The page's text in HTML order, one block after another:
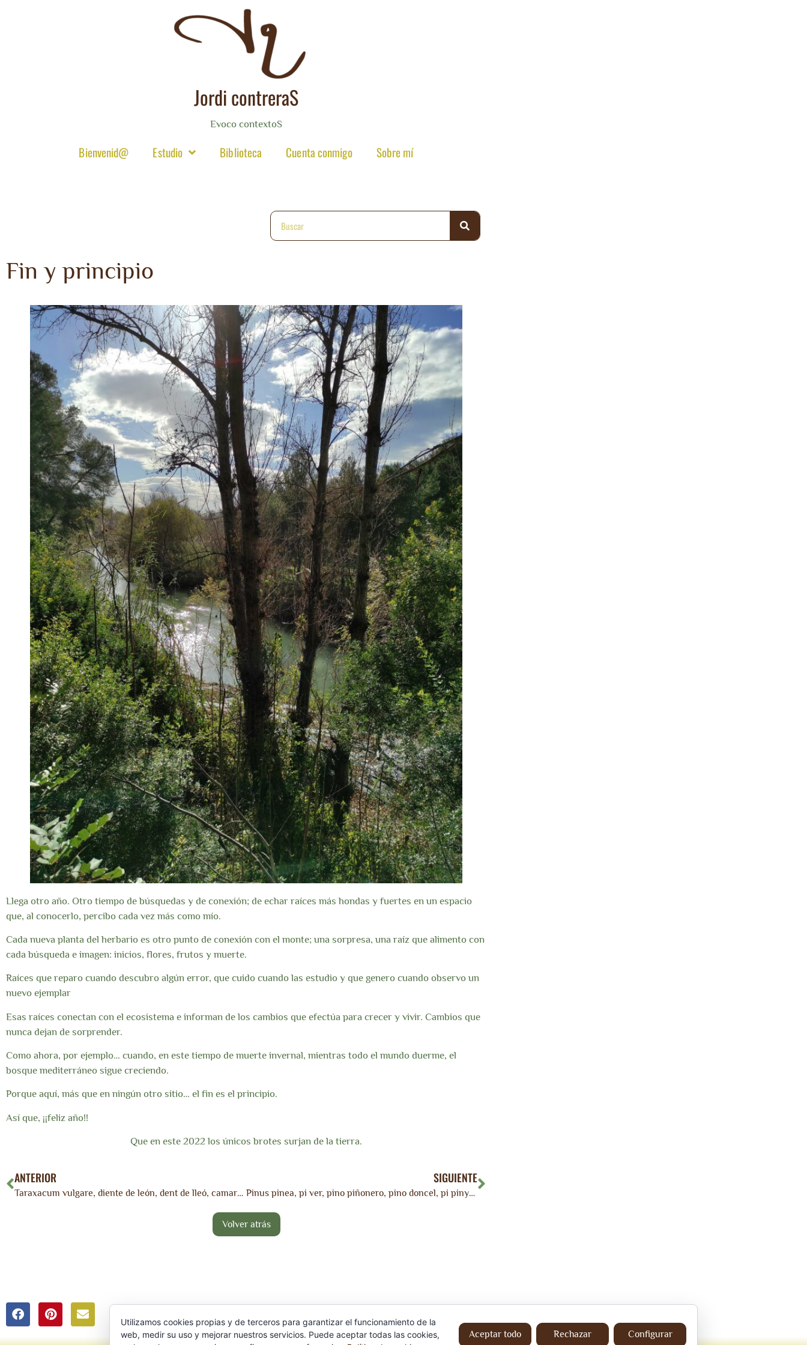
Jordi contreraS
Evoco contextoS
Bienvenid@ Estudio Biblioteca Cuenta conmigo Sobre mí
Fin y principio
Llega otro año. Otro tiempo de búsquedas y de conexión; de echar raíces más hondas y fuertes en un espacio
que, al conocerlo, percibo cada vez más como mío.
Cada nueva planta del herbario es otro punto de conexión con el monte; una sorpresa, una raíz que alimento con
cada búsqueda e imagen: inicios, flores, frutos y muerte.
Raíces que reparo cuando descubro algún error, que cuido cuando las estudio y que genero cuando observo un
nuevo ejemplar
Esas raíces conectan con el ecosistema e informan de los cambios que efectúa para crecer y vivir. Cambios que
nunca dejan de sorprender.
Como ahora, por ejemplo… cuando, en este tiempo de muerte invernal, mientras todo el mundo duerme, el
bosque mediterráneo sigue creciendo.
Porque aquí, más que en ningún otro sitio… el fin es el principio.
Así que, ¡¡feliz año!!
Que en este 2022 los únicos brotes surjan de la tierra.
ANTERIOR
Taraxacum vulgare, diente de león, dent de lleó, camarroja.
SIGUIENTE
Pinus pinea, pi ver, pino piñonero, pino doncel, pi pinyoner, pi pinyer.
Política de privacidad Aviso Legal Política de cookies
Utilizamos cookies propias y de terceros para garantizar el funcionamiento de la
web, medir su uso y mejorar nuestros servicios. Puede aceptar todas las cookies,
Aceptar todo Rechazar Configurar